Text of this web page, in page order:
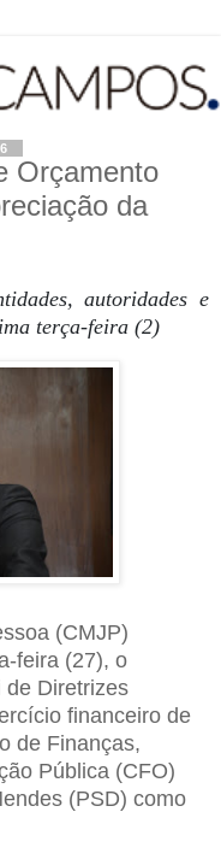
Orçamento
da
autoridades e
terça-feira (2)
(CMJP)
feira (27), o
de Diretrizes
financeiro de
de Finanças,
Pública (CFO)
(PSD) como